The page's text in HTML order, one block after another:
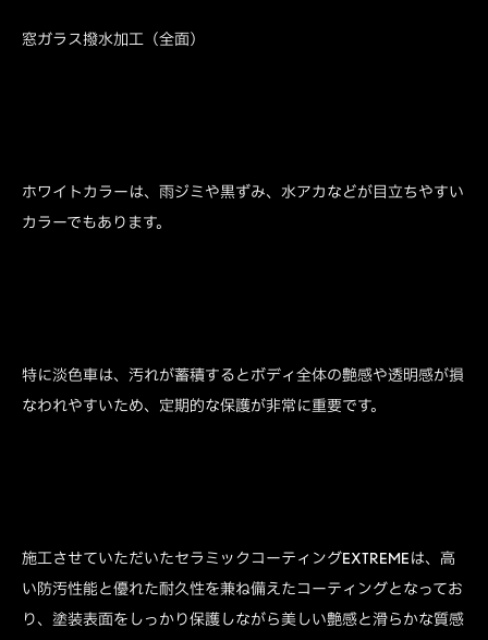
窓ガラス撥水加工（全面）
ホワイトカラーは、雨ジミや黒ずみ、水アカなどが目立ちやすい
カラーでもあります。
特に淡色車は、汚れが蓄積するとボディ全体の艶感や透明感が損
なわれやすいため、定期的な保護が非常に重要です。
施工させていただいたセラミックコーティングEXTREMEは、高
い防汚性能と優れた耐久性を兼ね備えたコーティングとなってお
り、塗装表面をしっかり保護しながら美しい艶感と滑らかな質感